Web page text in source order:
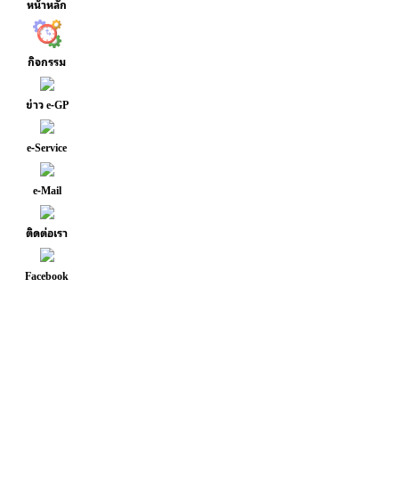
หน้าหลัก
กิจกรรม
ข่าว e-GP
e-Service
e-Mail
ติดต่อเรา
Facebook